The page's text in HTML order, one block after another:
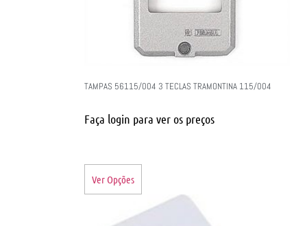
TAMPAS 56115/004 3 TECLAS TRAMONTINA 115/004
Faça login para ver os preços
Ver Opções